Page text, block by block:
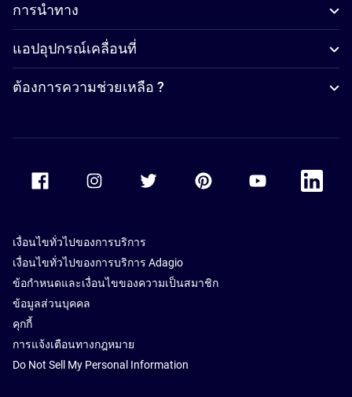
การนำทาง
แอปอุปกรณ์เคลื่อนที่
ต้องการความช่วยเหลือ ?
Accor Youtube
Accor
เงื่อนไขทั่วไปของการบริการ
เงื่อนไขทั่วไปของการบริการ Adagio
ข้อกำหนดและเงื่อนไขของความเป็นสมาชิก
ข้อมูลส่วนบุคคล
คุกกี้
การแจ้งเตือนทางกฎหมาย
Do Not Sell My Personal Information